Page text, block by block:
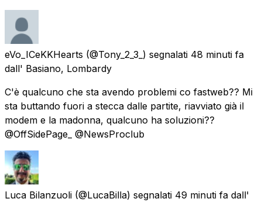
eVo_ICeKKHearts (@Tony_2_3_) segnalati 48 minuti fa
dall' Basiano, Lombardy
C'è qualcuno che sta avendo problemi co fastweb?? Mi
sta buttando fuori a stecca dalle partite, riavviato già il
modem e la madonna, qualcuno ha soluzioni??
@OffSidePage_ @NewsProclub
Luca Bilanzuoli (@LucaBilla) segnalati 49 minuti fa dall'